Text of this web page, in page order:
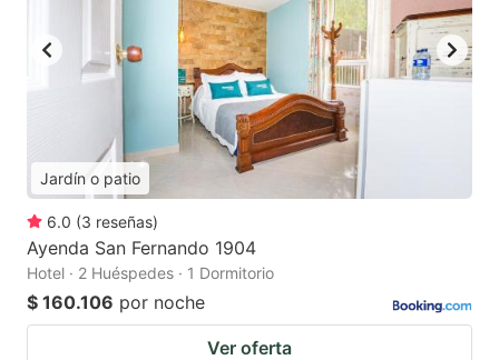
Jardín o patio
6.0 (3 reseñas)
Ayenda San Fernando 1904
Hotel · 2 Huéspedes · 1 Dormitorio
$ 160.106 por noche
Ver oferta